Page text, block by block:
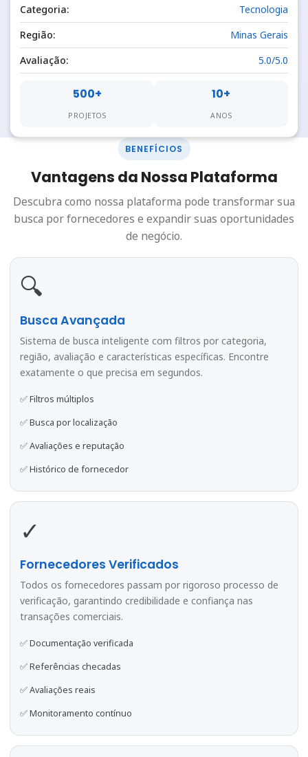
Categoria:
Tecnologia
Região:
Minas Gerais
Avaliação:
5.0/5.0
500+
PROJETOS
10+
ANOS
BENEFÍCIOS
Vantagens da Nossa Plataforma
Descubra como nossa plataforma pode transformar sua
busca por fornecedores e expandir suas oportunidades
de negócio.
🔍
Busca Avançada
Sistema de busca inteligente com filtros por categoria,
região, avaliação e características específicas. Encontre
exatamente o que precisa em segundos.
✅ Filtros múltiplos
✅ Busca por localização
✅ Avaliações e reputação
✅ Histórico de fornecedor
✓
Fornecedores Verificados
Todos os fornecedores passam por rigoroso processo de
verificação, garantindo credibilidade e confiança nas
transações comerciais.
✅ Documentação verificada
✅ Referências checadas
✅ Avaliações reais
✅ Monitoramento contínuo